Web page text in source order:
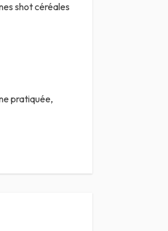
shot céréales
pratiquée,